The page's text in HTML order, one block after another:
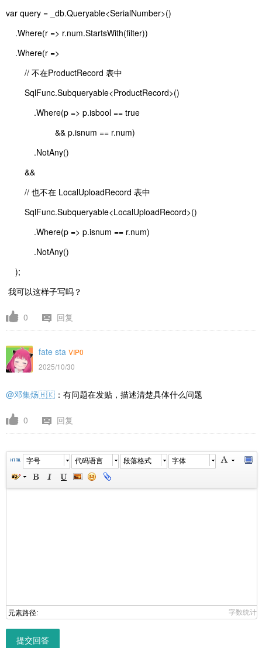
var query = _db.Queryable<SerialNumber>()
.Where(r => r.num.StartsWith(filter))
.Where(r =>
// 不在ProductRecord 表中
SqlFunc.Subqueryable<ProductRecord>()
.Where(p => p.isbool == true
&& p.isnum == r.num)
.NotAny()
&&
// 也不在 LocalUploadRecord 表中
SqlFunc.Subqueryable<LocalUploadRecord>()
.Where(p => p.isnum == r.num)
.NotAny()
);
我可以这样子写吗？
0 回复
fate sta VIP0
2025/10/30
@邓集炀🇭🇰 ：有问题在发贴，描述清楚具体什么问题
0 回复
字号 代码语言 段落格式 字体
元素路径: 字数统计
提交回答